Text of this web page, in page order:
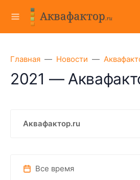
Главная Новости
2021 —
Аквафактор.ru
Все время